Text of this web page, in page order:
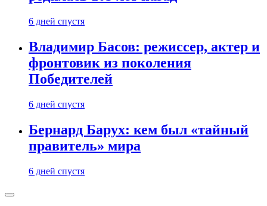
6 дней спустя
Владимир Басов: режиссер, актер и
фронтовик из поколения
Победителей
6 дней спустя
Бернард Барух: кем был «тайный
правитель» мира
6 дней спустя